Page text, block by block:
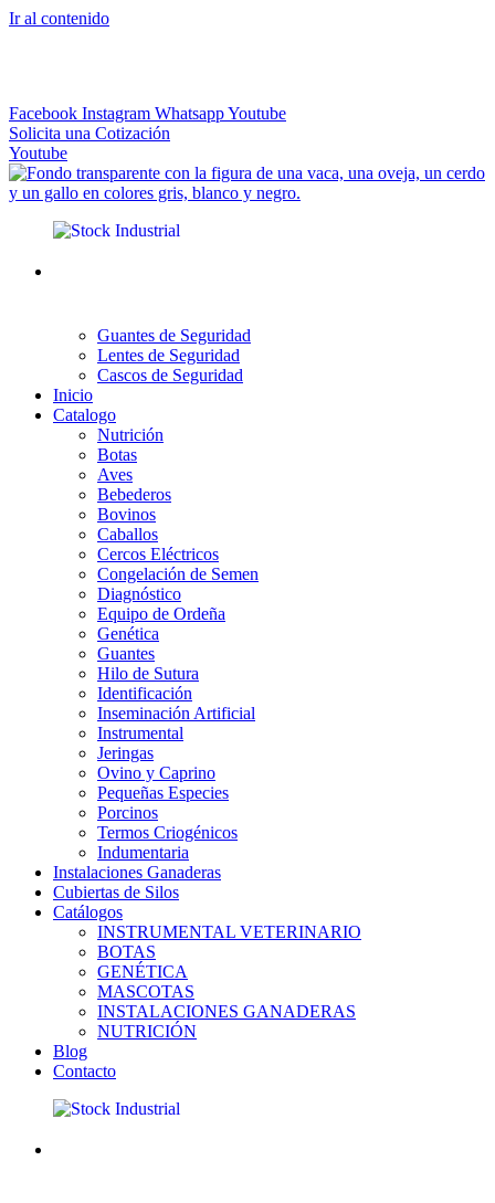
Ir al contenido
Facebook Instagram WhatsappYoutube
Solicita una Cotización
Youtube
Guantes de Seguridad
Lentes de Seguridad
Cascos de Seguridad
Inicio
Catalogo
Nutrición
Botas
Aves
Bebederos
Bovinos
Caballos
Cercos Eléctricos
Congelación de Semen
Diagnóstico
Equipo de Ordeña
Genética
Guantes
Hilo de Sutura
Identificación
Inseminación Artificial
Instrumental
Jeringas
Ovino y Caprino
Pequeñas Especies
Porcinos
Termos Criogénicos
Indumentaria
Instalaciones Ganaderas
Cubiertas de Silos
Catálogos
INSTRUMENTAL VETERINARIO
BOTAS
GENÉTICA
MASCOTAS
INSTALACIONES GANADERAS
NUTRICIÓN
Blog
Contacto